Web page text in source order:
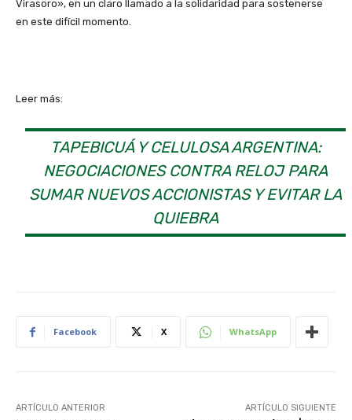
Virasoro», en un claro llamado a la solidaridad para sostenerse
en este difícil momento.
Leer más:
TAPEBICUÁ Y CELULOSA ARGENTINA:
NEGOCIACIONES CONTRA RELOJ PARA
SUMAR NUEVOS ACCIONISTAS Y EVITAR LA
QUIEBRA
Facebook X WhatsApp
ARTÍCULO ANTERIOR ARTÍCULO SIGUIENTE